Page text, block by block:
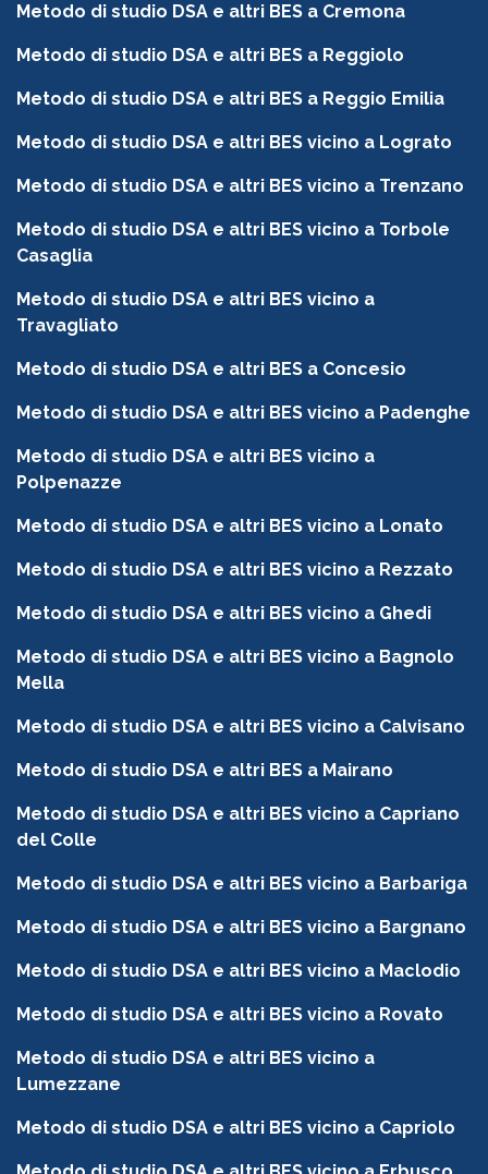
Metodo di studio DSA e altri BES a Cremona
Metodo di studio DSA e altri BES a Reggiolo
Metodo di studio DSA e altri BES a Reggio Emilia
Metodo di studio DSA e altri BES vicino a Lograto
Metodo di studio DSA e altri BES vicino a Trenzano
Metodo di studio DSA e altri BES vicino a Torbole
Casaglia
Metodo di studio DSA e altri BES vicino a
Travagliato
Metodo di studio DSA e altri BES a Concesio
Metodo di studio DSA e altri BES vicino a Padenghe
Metodo di studio DSA e altri BES vicino a
Polpenazze
Metodo di studio DSA e altri BES vicino a Lonato
Metodo di studio DSA e altri BES vicino a Rezzato
Metodo di studio DSA e altri BES vicino a Ghedi
Metodo di studio DSA e altri BES vicino a Bagnolo
Mella
Metodo di studio DSA e altri BES vicino a Calvisano
Metodo di studio DSA e altri BES a Mairano
Metodo di studio DSA e altri BES vicino a Capriano
del Colle
Metodo di studio DSA e altri BES vicino a Barbariga
Metodo di studio DSA e altri BES vicino a Bargnano
Metodo di studio DSA e altri BES vicino a Maclodio
Metodo di studio DSA e altri BES vicino a Rovato
Metodo di studio DSA e altri BES vicino a
Lumezzane
Metodo di studio DSA e altri BES vicino a Capriolo